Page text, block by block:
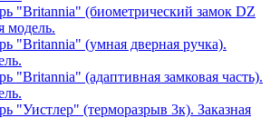
"Britannia" (биометрический замок DZ
модель.
"Britannia" (умная дверная ручка).
"Britannia" (адаптивная замковая часть).
"Уистлер" (терморазрыв 3к). Заказная